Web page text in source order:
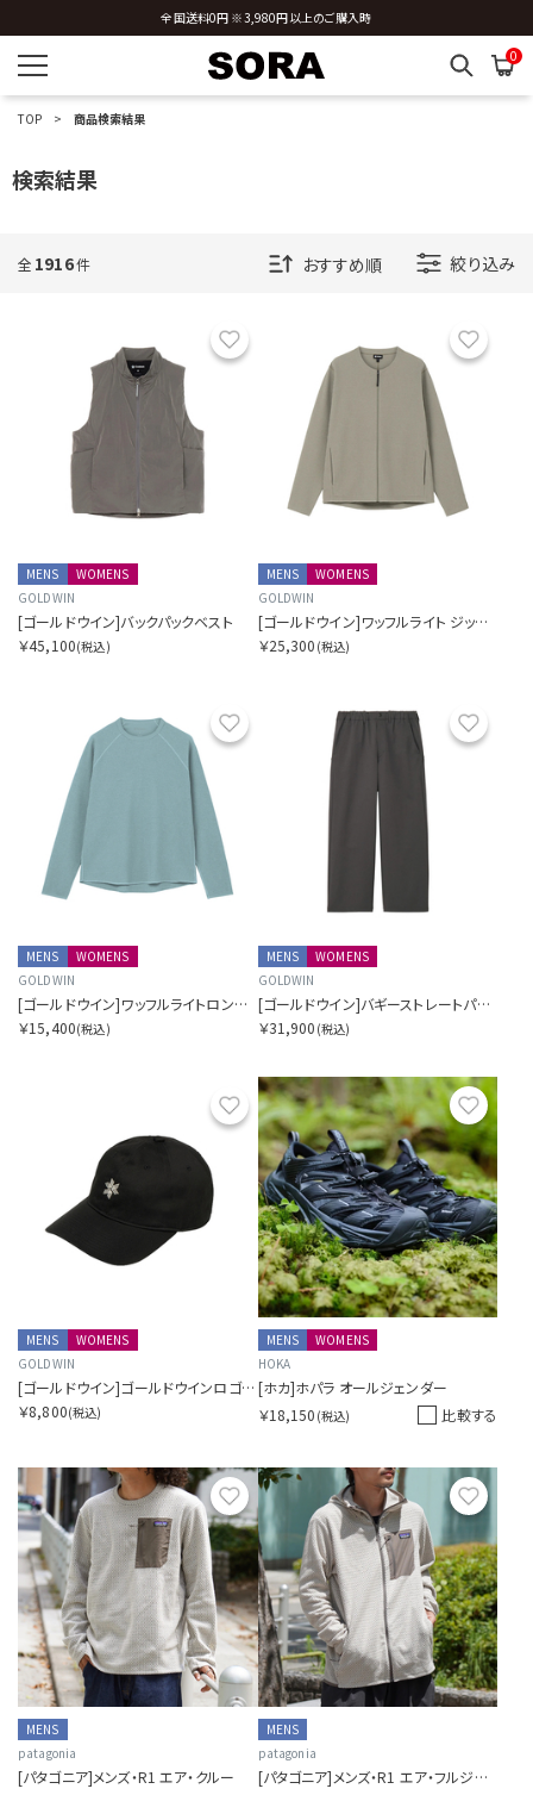
全国送料0円 ※3,980円以上のご購入時
新規会員登録 ※今ならすぐに使える500円分のクーポンプレゼント
0
TOP 商品検索結果
検索結果
全 1916件 絞り込み
お気に入り
MENS
WOMENS
GOLDWIN
[ゴールドウイン]バックパックベスト
￥45,100(税込)
MENS
WOMENS
GOLDWIN
[ゴールドウイン]ワッフルライト ジップ カーディガン
￥25,300 (税込)
お気に入り
MENS
WOMENS
GOLDWIN
[ゴールドウイン]ワッフルライトロングスリーブティーシャツ
￥15,400(税込)
MENS
WOMENS
GOLDWIN
[ゴールドウイン]バギーストレートパンツ
￥31,900 (税込)
お気に入り
MENS
WOMENS
GOLDWIN
[ゴールドウイン]ゴールドウインロゴコットンキャップ
￥8,800(税込)
お気
MENS
WOMENS
HOKA
[ホカ]ホパラ オールジェンダー
￥18,150 (税込) 比較する
お気に入り
MENS
patagonia
[パタゴニア]メンズ・R1 エア・クルー
お気
MENS
patagonia
[パタゴニア]メンズ・R1 エア・フルジップ・フーディ